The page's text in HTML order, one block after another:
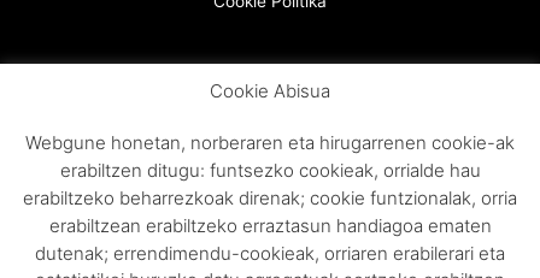
Cookie Abisua
Webgune honetan, norberaren eta hirugarrenen cookie-ak
erabiltzen ditugu: funtsezko cookieak, orrialde hau
erabiltzeko beharrezkoak direnak; cookie funtzionalak, orria
erabiltzean erabiltzeko erraztasun handiagoa ematen
dutenak; errendimendu-cookieak, orriaren erabilerari eta